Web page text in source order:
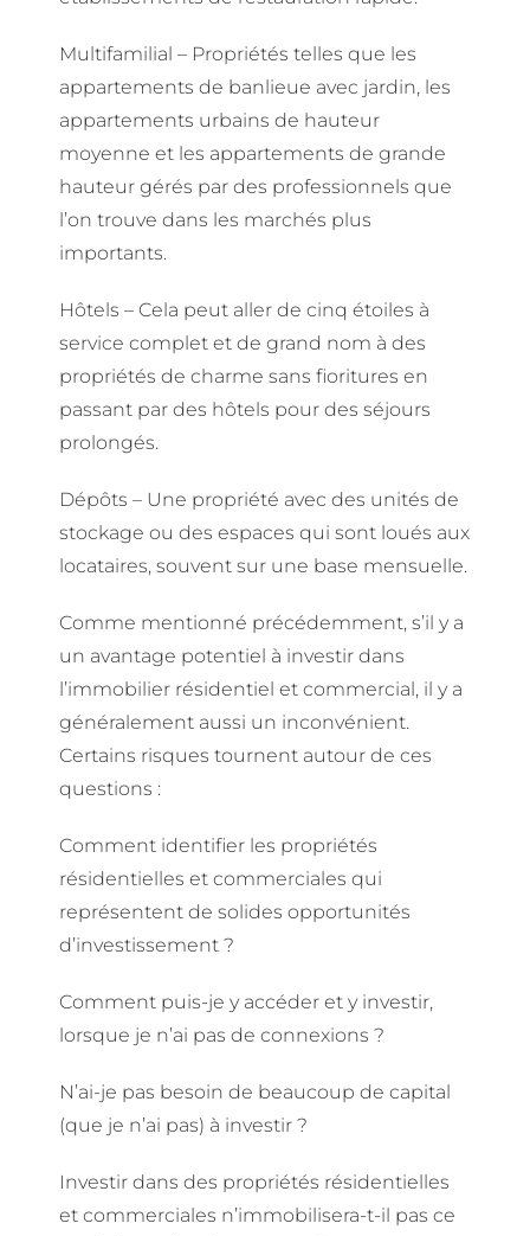
Multifamilial – Propriétés telles que les
appartements de banlieue avec jardin, les
appartements urbains de hauteur
moyenne et les appartements de grande
hauteur gérés par des professionnels que
l’on trouve dans les marchés plus
importants.
Hôtels – Cela peut aller de cinq étoiles à
service complet et de grand nom à des
propriétés de charme sans fioritures en
passant par des hôtels pour des séjours
prolongés.
Dépôts – Une propriété avec des unités de
stockage ou des espaces qui sont loués aux
locataires, souvent sur une base mensuelle.
Comme mentionné précédemment, s’il y a
un avantage potentiel à investir dans
l’immobilier résidentiel et commercial, il y a
généralement aussi un inconvénient.
Certains risques tournent autour de ces
questions :
Comment identifier les propriétés
résidentielles et commerciales qui
représentent de solides opportunités
d’investissement ?
Comment puis-je y accéder et y investir,
lorsque je n’ai pas de connexions ?
N’ai-je pas besoin de beaucoup de capital
(que je n’ai pas) à investir ?
Investir dans des propriétés résidentielles
et commerciales n’immobilisera-t-il pas ce